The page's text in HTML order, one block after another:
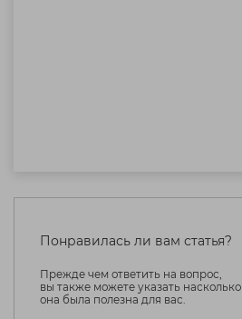
Понравилась ли вам статья?
Прежде чем ответить на вопрос,
вы также можете указать насколько
она была полезна для вас.